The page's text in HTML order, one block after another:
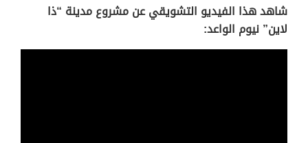
شاهد هذا الفيديو التشويقي عن مشروع مدينة “ذا
لاين” نيوم الواعد: